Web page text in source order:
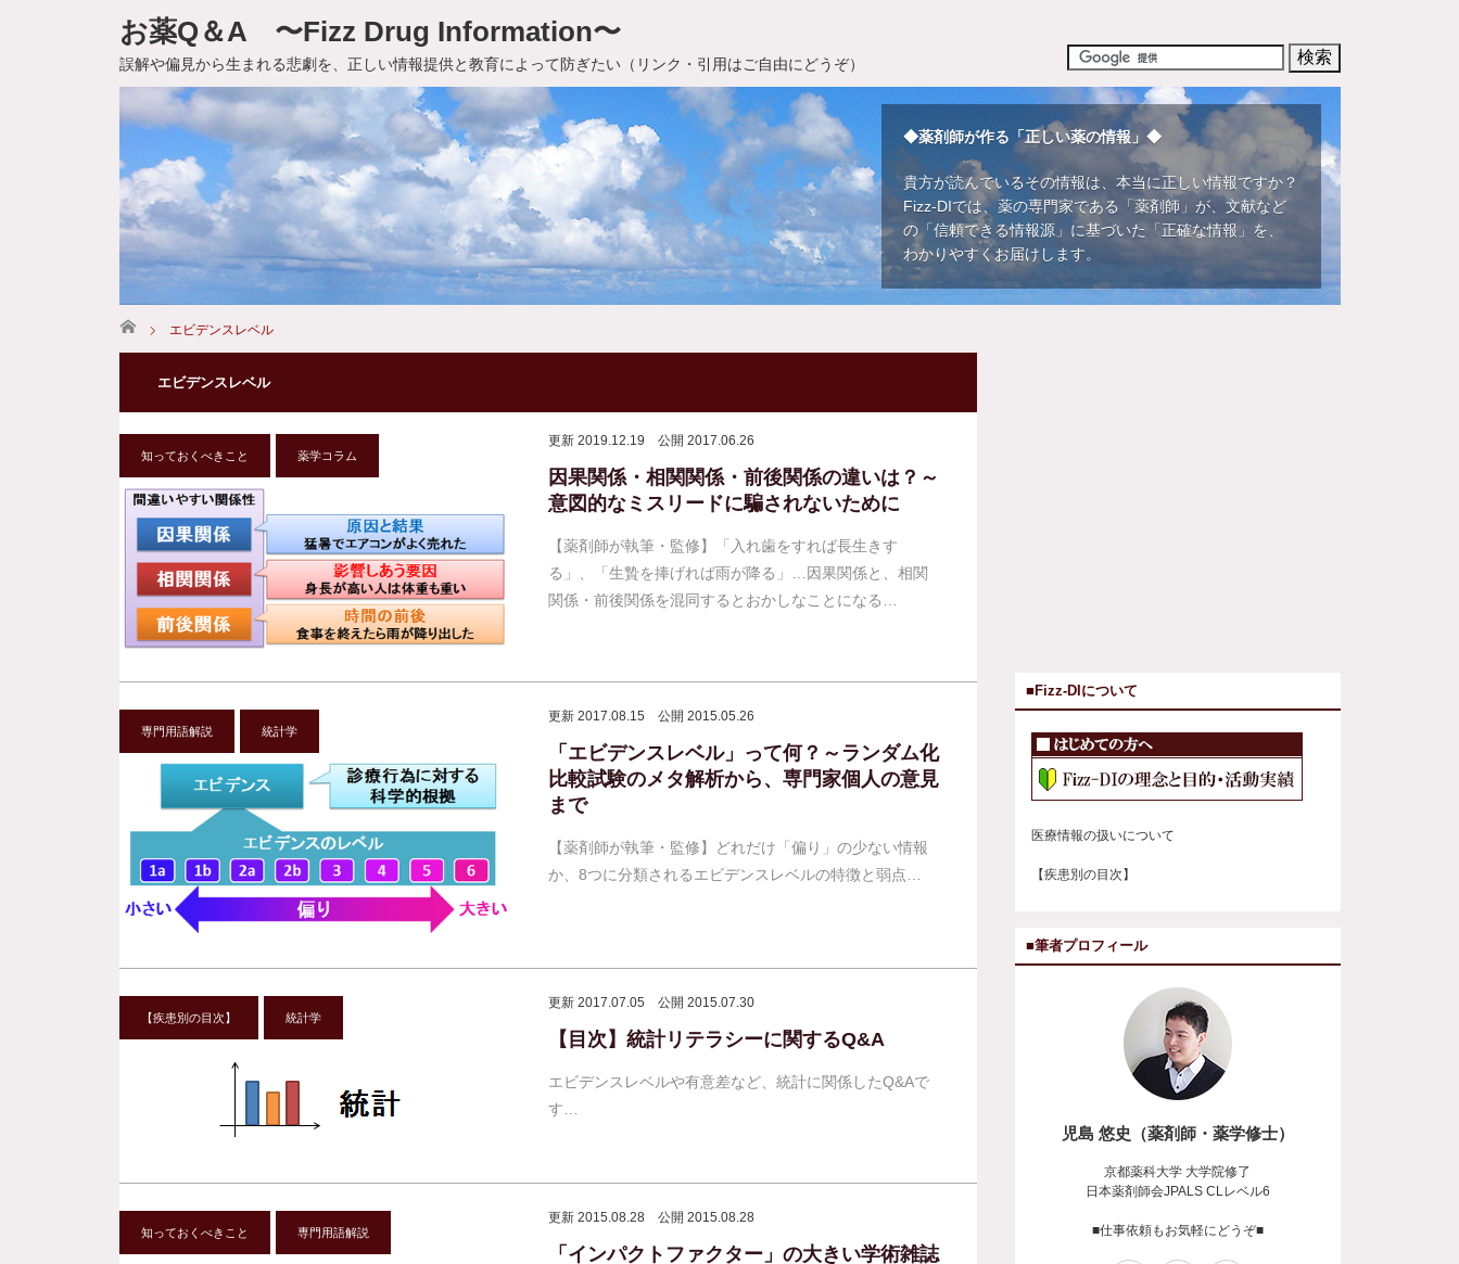
お薬Q＆A 〜Fizz Drug Information〜
誤解や偏見から生まれる悲劇を、正しい情報提供と教育によって防ぎたい（リンク・引用はご自由にどうぞ）
◆薬剤師が作る「正しい薬の情報」◆
貴方が読んでいるその情報は、本当に正しい情報ですか？
Fizz-DIでは、薬の専門家である「薬剤師」が、文献など
の「信頼できる情報源」に基づいた「正確な情報」を、
わかりやすくお届けします。
ホーム エビデンスレベル
エビデンスレベル
知っておくべきこと 薬学コラム
更新 2019.12.19 公開 2017.06.26
因果関係・相関関係・前後関係の違いは？～
意図的なミスリードに騙されないために
【薬剤師が執筆・監修】「入れ歯をすれば長生きす
る」、「生贄を捧げれば雨が降る」…因果関係と、相関
関係・前後関係を混同するとおかしなことになる…
専門用語解説 統計学
更新 2017.08.15 公開 2015.05.26
「エビデンスレベル」って何？～ランダム化
比較試験のメタ解析から、専門家個人の意見
まで
【薬剤師が執筆・監修】どれだけ「偏り」の少ない情報
か、8つに分類されるエビデンスレベルの特徴と弱点…
【疾患別の目次】 統計学
更新 2017.07.05 公開 2015.07.30
【目次】統計リテラシーに関するQ&A
エビデンスレベルや有意差など、統計に関係したQ&Aで
す…
知っておくべきこと 専門用語解説
更新 2015.08.28 公開 2015.08.28
「インパクトファクター」の大きい学術雑誌
■Fizz-DIについて
医療情報の扱いについて
【疾患別の目次】
■筆者プロフィール
児島 悠史（薬剤師・薬学修士）
京都薬科大学 大学院修了
日本薬剤師会JPALS CLレベル6
■仕事依頼もお気軽にどうぞ■